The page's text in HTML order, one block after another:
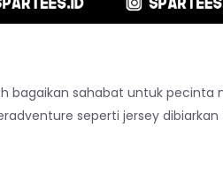
bagaikan sahabat untuk pecinta
seperti jersey